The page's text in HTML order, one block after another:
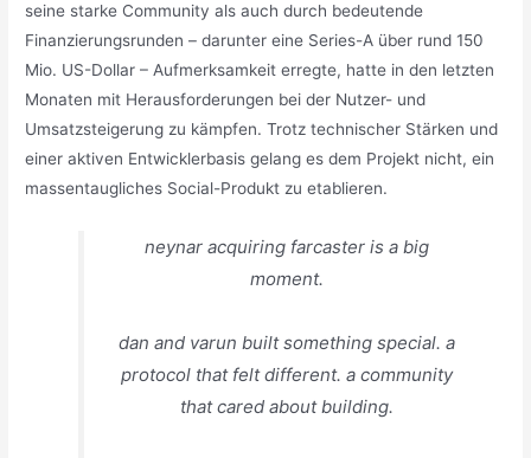
seine starke Community als auch durch bedeutende
Finanzierungsrunden – darunter eine Series-A über rund 150
Mio. US-Dollar – Aufmerksamkeit erregte, hatte in den letzten
Monaten mit Herausforderungen bei der Nutzer- und
Umsatzsteigerung zu kämpfen. Trotz technischer Stärken und
einer aktiven Entwicklerbasis gelang es dem Projekt nicht, ein
massentaugliches Social-Produkt zu etablieren.
neynar acquiring farcaster is a big
moment.
dan and varun built something special. a
protocol that felt different. a community
that cared about building.